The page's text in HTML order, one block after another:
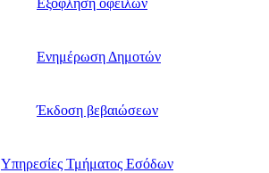
Εξόφληση οφειλών
Ενημέρωση Δημοτών
Έκδοση βεβαιώσεων
Υπηρεσίες Τμήματος Εσόδων